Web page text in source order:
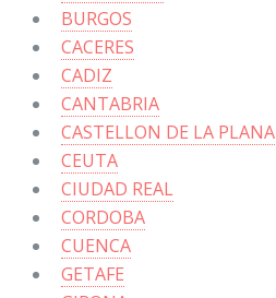
BURGOS
CACERES
CADIZ
CANTABRIA
CASTELLON DE LA PLANA
CEUTA
CIUDAD REAL
CORDOBA
CUENCA
GETAFE